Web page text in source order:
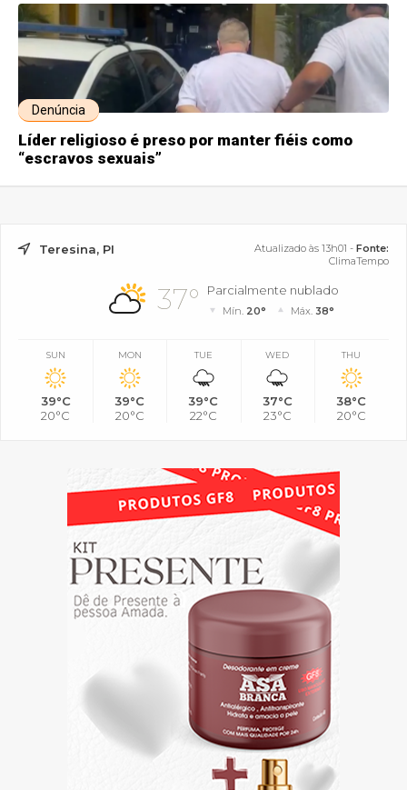
Denúncia
Líder religioso é preso por manter fiéis como
“escravos sexuais”
Teresina, PI Atualizado às 13h01 - Fonte:
ClimaTempo
37° Parcialmente nublado
Mín. 20° Máx. 38°
SUN
39°C
20°C
MON
39°C
20°C
TUE
39°C
22°C
WED
37°C
23°C
THU
38°C
20°C